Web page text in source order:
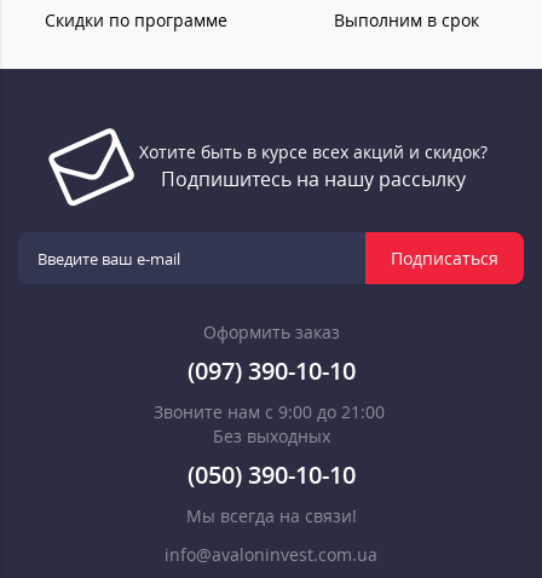
Скидки по программе Выполним в срок
Хотите быть в курсе всех акций и скидок?
Подпишитесь на нашу рассылку
Подписаться
Оформить заказ
(097) 390-10-10
Звоните нам с 9:00 до 21:00
Без выходных
(050) 390-10-10
Мы всегда на связи!
info@avaloninvest.com.ua